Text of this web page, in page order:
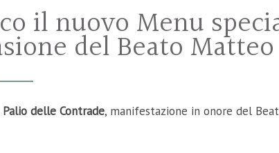
il nuovo Menu
del Beato Matteo
Palio delle Contrade, manifestazione in onore del